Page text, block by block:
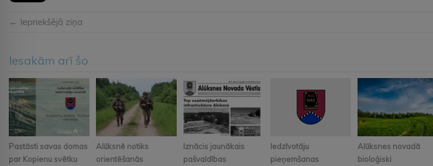
← Iepriekšējā ziņa
Iesakām arī šo
Pastāsti savas domas
par Kopienu svētku
Alūksnē notiks
orientēšanās
Iznācis jaunākais
pašvaldības
Iedzīvotāju
pieņemšanas
Alūksnes novadā
bioloģiski